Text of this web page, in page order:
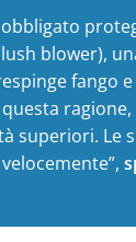
blower),
fango
superiori. Le